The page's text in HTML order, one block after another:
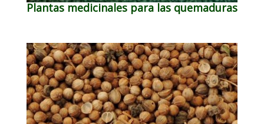
Plantas medicinales para las quemaduras